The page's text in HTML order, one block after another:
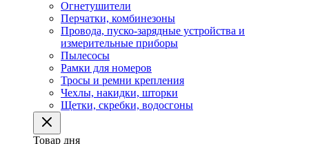
Огнетушители
Перчатки, комбинезоны
Провода, пуско-зарядные устройства и
измерительные приборы
Пылесосы
Рамки для номеров
Тросы и ремни крепления
Чехлы, накидки, шторки
Щетки, скребки, водосгоны
Товар дня